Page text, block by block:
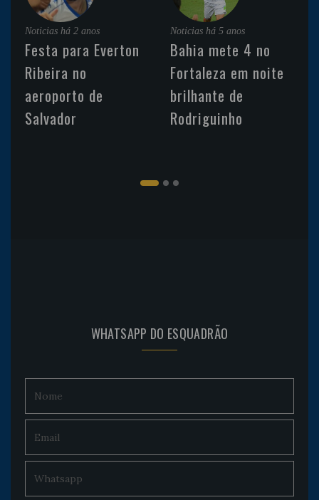
Noticias há 2 anos
Festa para Everton
Ribeira no
aeroporto de
Salvador
Noticias há 5 anos
Bahia mete 4 no
Fortaleza em noite
brilhante de
Rodriguinho
WHATSAPP DO ESQUADRÃO